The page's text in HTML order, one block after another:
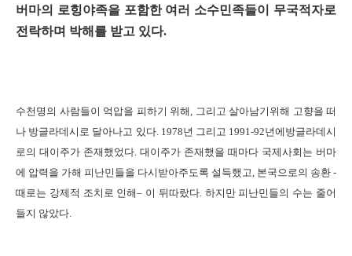
버마의 로힝야족을 포함한 여러 소수민족들이 무국적자로
전락하며 박해를 받고 있다.
수천명의 사람들이 억압을 피하기 위해, 그리고 살아남기위해 고향을 떠
나 방글라데시로 달아나고 있다. 1978년 그리고 1991-92년에방글라데시
로의 대이주가 존재했었다. 대이주가 존재했을 때마다 국제사회는 버마
에 압력을 가해 피난민들을 다시받아주도록 설득했고, 본국으로의 송환 -
때로는 강제적 조치로 인해– 이 뒤따랐다. 하지만 피난민들의 수는 줄어
들지 않았다.